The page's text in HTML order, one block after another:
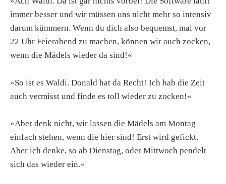
immer besser und wir müssen uns nicht mehr so intensiv
darum kümmern. Wenn du dich also bequemst, mal vor
22 Uhr Feierabend zu machen, können wir auch zocken,
wenn die Mädels wieder da sind!«
»So ist es Waldi. Donald hat da Recht! Ich hab die Zeit
auch vermisst und finde es toll wieder zu zocken!«
»Aber denk nicht, wir lassen die Mädels am Montag
einfach stehen, wenn die hier sind! Erst wird gefickt.
Aber ich denke, so ab Dienstag, oder Mittwoch pendelt
sich das wieder ein.«